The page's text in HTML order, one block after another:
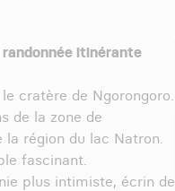
randonnée itinérante
cratère de Ngorongoro.
de la zone de
la région du lac Natron.
fascinant.
plus intimiste, écrin de